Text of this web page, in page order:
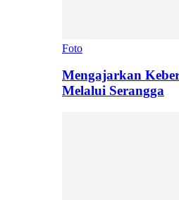
Foto
Mengajarkan
Melalui Serangga